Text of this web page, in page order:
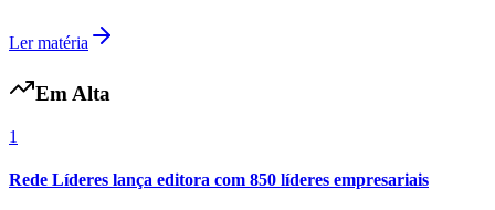
Ler matéria
Em Alta
1
Rede Líderes lança editora com 850 líderes empresariais